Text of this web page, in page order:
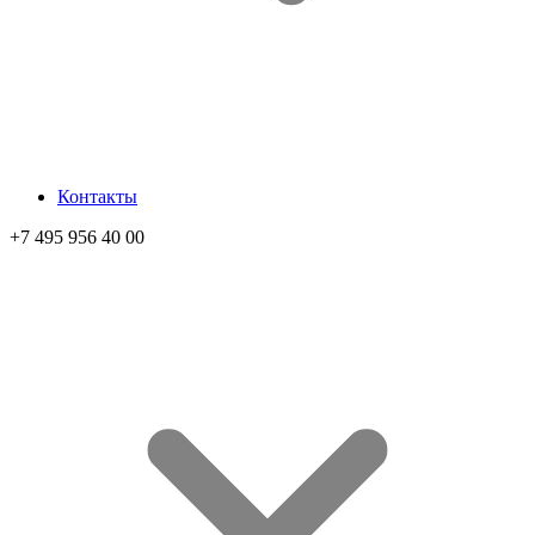
Контакты
+7 495 956 40 00